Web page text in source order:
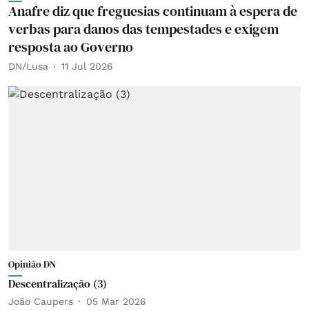
Anafre diz que freguesias continuam à espera de
verbas para danos das tempestades e exigem
resposta ao Governo
DN/Lusa 11 Jul 2026
Opinião DN
Descentralização (3)
João Caupers 05 Mar 2026